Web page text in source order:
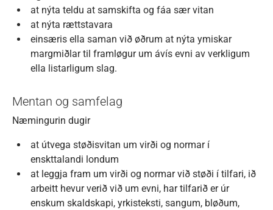
at nýta teldu at samskifta og fáa sær vitan
at nýta rættstavara
einsæris ella saman við øðrum at nýta ymiskar
margmiðlar til framløgur um ávís evni av verkligum
ella listarligum slag.
Mentan og samfelag
Næmingurin dugir
at útvega støðisvitan um virði og normar í
enskttalandi londum
at leggja fram um virði og normar við støði í tilfari, ið
arbeitt hevur verið við um evni, har tilfarið er úr
enskum skaldskapi, yrkisteksti, sangum, bløðum,